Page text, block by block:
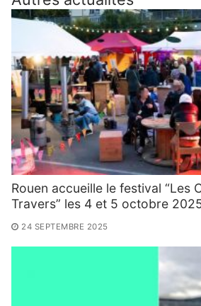
Rouen accueille le festival “Les
Travers” les 4 et 5 octobre
24 SEPTEMBRE 2025